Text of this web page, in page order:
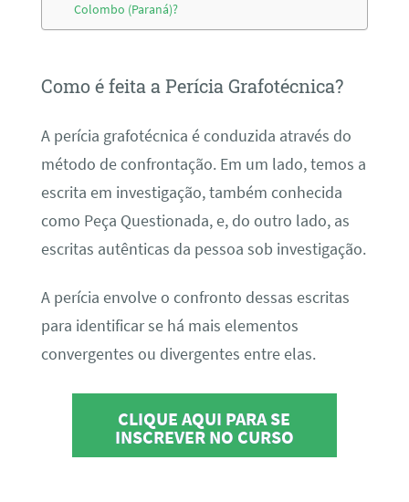
Colombo (Paraná)?
Como é feita a Perícia Grafotécnica?
A perícia grafotécnica é conduzida através do
método de confrontação. Em um lado, temos a
escrita em investigação, também conhecida
como Peça Questionada, e, do outro lado, as
escritas autênticas da pessoa sob investigação.
A perícia envolve o confronto dessas escritas
para identificar se há mais elementos
convergentes ou divergentes entre elas.
CLIQUE AQUI PARA SE
INSCREVER NO CURSO